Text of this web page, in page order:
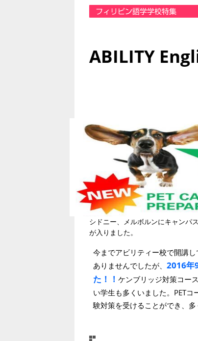
ABILITY
シドニー、メルボルンにキャンパ
が入りました。
今までアビリティー校で開講
ありませんでしたが、 2016年
た！！ ケンブリッジ対策コー
い学生も多くいました。PET
験対策を受けることができ、